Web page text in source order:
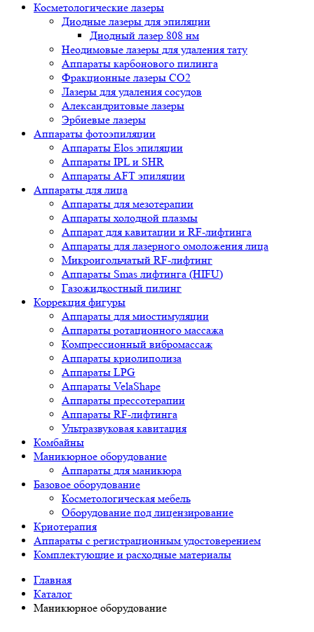
Косметологические лазеры
Диодные лазеры для эпиляции
Диодный лазер 808 нм
Неодимовые лазеры для удаления тату
Аппараты карбонового пилинга
Фракционные лазеры CO2
Лазеры для удаления сосудов
Александритовые лазеры
Эрбиевые лазеры
Аппараты фотоэпиляции
Аппараты Elos эпиляции
Аппараты IPL и SHR
Аппараты AFT эпиляции
Аппараты для лица
Аппараты для мезотерапии
Аппараты холодной плазмы
Аппарат для кавитации и RF-лифтинга
Аппараты для лазерного омоложения лица
Микроигольчатый RF-лифтинг
Аппараты Smas лифтинга (HIFU)
Газожидкостный пилинг
Коррекция фигуры
Аппараты для миостимуляции
Аппараты ротационного массажа
Компрессионный вибромассаж
Аппараты криолиполиза
Аппараты LPG
Аппараты VelaShape
Аппараты прессотерапии
Аппараты RF-лифтинга
Ультразвуковая кавитация
Комбайны
Маникюрное оборудование
Аппараты для маникюра
Базовое оборудование
Косметологическая мебель
Оборудование под лицензирование
Криотерапия
Аппараты c регистрационным удостоверением
Комплектующие и расходные материалы
Главная
Каталог
Маникюрное оборудование